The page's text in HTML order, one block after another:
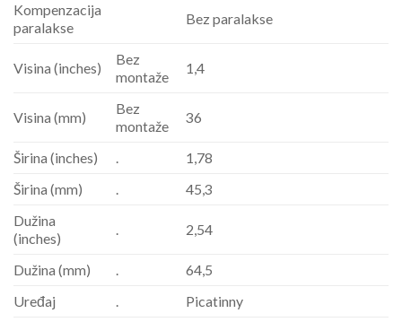
Kompenzacija
paralakse
Bez paralakse
Visina (inches)
Bez
montaže
1,4
Visina (mm)
Bez
montaže
36
Širina (inches) .
1,78
Širina (mm)
.
45,3
Dužina
(inches)
. 2,54
Dužina (mm) .
64,5
Uređaj
. Picatinny